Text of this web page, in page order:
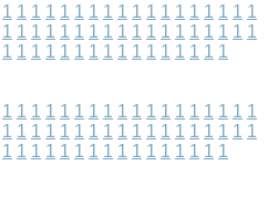
1 1 1 1 1 1 1 1 1 1 1 1 1 1 1 1 1 1
1 1 1 1 1 1 1 1 1 1 1 1 1 1 1 1 1 1
1 1 1 1 1 1 1 1 1 1 1 1 1 1 1 1
1 1 1 1 1 1 1 1 1 1 1 1 1 1 1 1 1 1
1 1 1 1 1 1 1 1 1 1 1 1 1 1 1 1 1 1
1 1 1 1 1 1 1 1 1 1 1 1 1 1 1 1